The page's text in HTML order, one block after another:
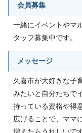
会員募集
一緒にイベントやマ
タッフ募集中です。
メッセージ
久喜市が大好きな子
みたいと自分たちで
持っている資格や得
広げることで、ママ